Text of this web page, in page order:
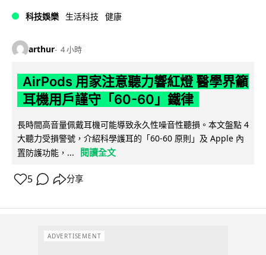
科技娛樂 生活科技 健康
arthur 4 小時
AirPods 用家注意聽力響紅燈 醫學界籲
耳機用戶謹守「60-60」鐵律
長時間高音量佩戴耳機可能導致永久性噪音性聽損。本文盤點 4
大聽力受損警號，介紹科學護耳的「60-60 原則」及 Apple 內
置防護功能，...
閱讀全文
5 分享
ADVERTISEMENT